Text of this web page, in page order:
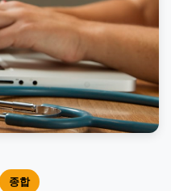
종합